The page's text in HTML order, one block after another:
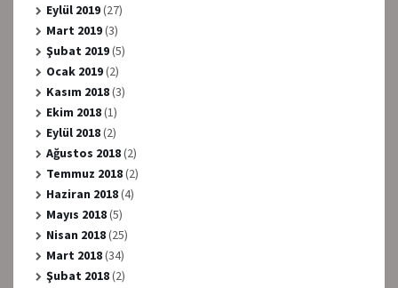
Eylül 2019(27)
Mart 2019(3)
Şubat 2019(5)
Ocak 2019(2)
Kasım 2018(3)
Ekim 2018(1)
Eylül 2018(2)
Ağustos 2018(2)
Temmuz 2018(2)
Haziran 2018(4)
Mayıs 2018(5)
Nisan 2018(25)
Mart 2018(34)
Şubat 2018(2)